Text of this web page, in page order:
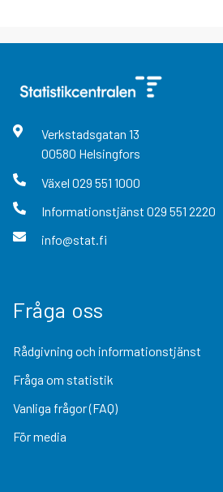
Verkstadsgatan 13
00580 Helsingfors
Växel 029 551 1000
Informationstjänst 029 551 2220
info@stat.fi
Fråga oss
Rådgivning och informationstjänst
Fråga om statistik
Vanliga frågor (FAQ)
För media